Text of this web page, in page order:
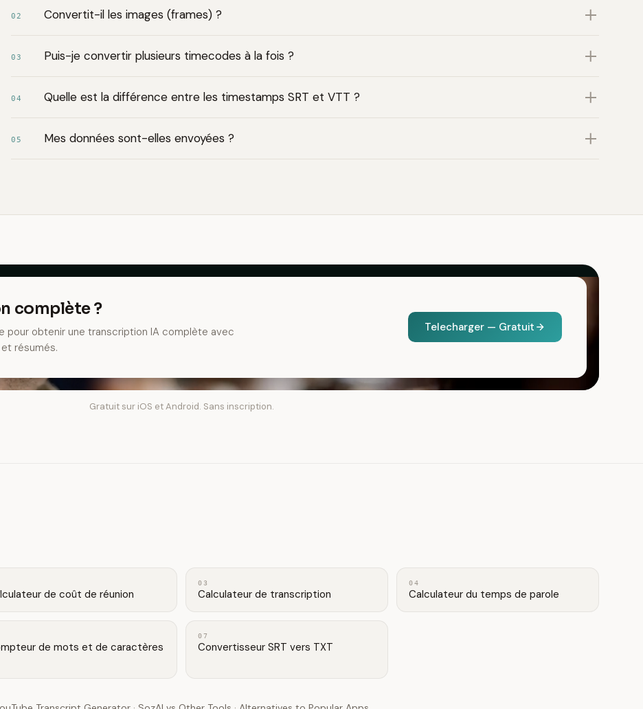
02 Convertit-il les images (frames) ?
03 Puis-je convertir plusieurs timecodes à la fois ?
04 Quelle est la différence entre les timestamps SRT et VTT ?
05 Mes données sont-elles envoyées ?
complète ?
pour obtenir une transcription IA complète avec
résumés.
Telecharger — Gratuit
Gratuit sur iOS et Android. Sans inscription.
de coût de réunion
03
Calculateur de transcription
04
Calculateur du temps de parole
de mots et de caractères
07
Convertisseur SRT vers TXT